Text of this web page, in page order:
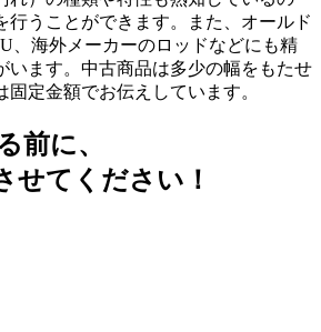
行うことができます。また、オールド
、海外メーカーのロッドなどにも精
います。中古商品は多少の幅をもたせ
定金額でお伝えしています。
前に、
せてください！